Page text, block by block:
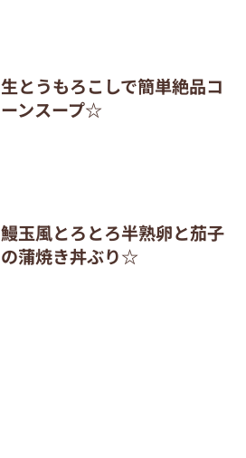
生とうもろこしで簡単絶品コ
ーンスープ☆
鰻玉風とろとろ半熟卵と茄子
の蒲焼き丼ぶり☆